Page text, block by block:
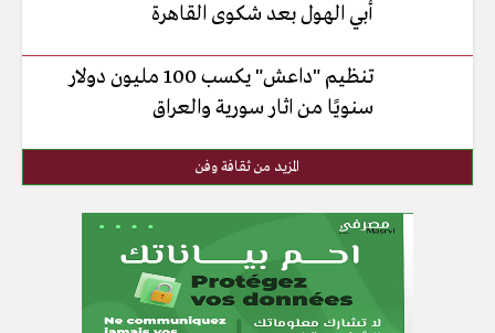
أبي الهول بعد شكوى القاهرة
تنظيم "داعش" يكسب 100 مليون دولار
سنويًا من اثار سورية والعراق
المزيد من ثقافة وفن